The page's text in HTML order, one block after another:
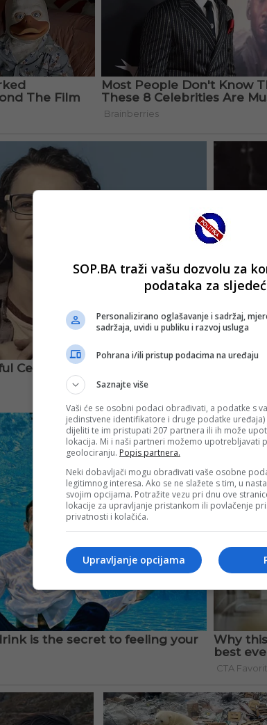
SOP.BA traži vašu dozvolu za
podataka za
Personalizirano oglašavanje i sadržaj,
sadržaja, uvidi u publiku i razvoj usluga
Pohrana i/ili pristup podacima na uređaju
Saznajte više
Vaši će se osobni podaci obrađivati, a podatke s
jedinstvene identifikatore i druge podatke
dijeliti te im pristupati 207 partnera ili ih može
lokacija. Mi i naši partneri možemo upotrebljavati
geolociranju. Popis partnera.
Neki dobavljači mogu obrađivati vaše osobne
legitimnog interesa. Ako se ne slažete s tim, u
svojim opcijama. Potražite vezu pri dnu ove
lokacije za upravljanje pristankom ili povlačenje
privatnosti i kolačića.
Upravljanje opcijama